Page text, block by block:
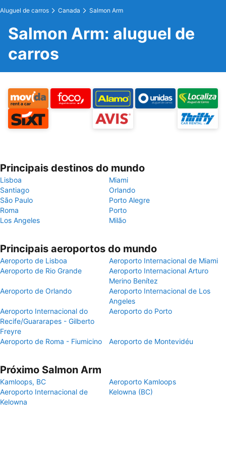
Aluguel de carros Canada Salmon Arm
Salmon Arm: aluguel de
carros
Principais destinos do mundo
Lisboa
Miami
Santiago
Orlando
São Paulo
Porto Alegre
Roma
Porto
Los Angeles
Milão
Principais aeroportos do mundo
Aeroporto de Lisboa
Aeroporto Internacional de Miami
Aeroporto de Rio Grande
Aeroporto Internacional Arturo
Merino Benítez
Aeroporto de Orlando
Aeroporto Internacional de Los
Angeles
Aeroporto Internacional do
Recife/Guararapes - Gilberto
Freyre
Aeroporto do Porto
Aeroporto de Roma - Fiumicino Aeroporto de Montevidéu
Próximo Salmon Arm
Kamloops, BC
Aeroporto Kamloops
Aeroporto Internacional de
Kelowna
Kelowna (BC)